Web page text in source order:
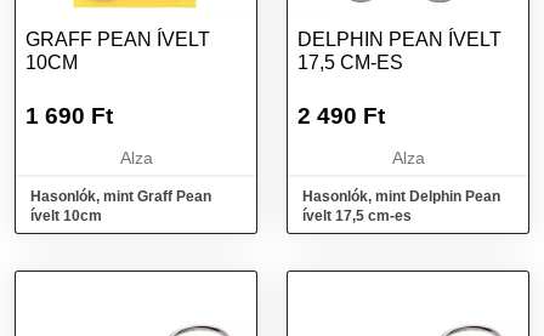
hossza: 171 cm Teljes szélesség: 83 cm Teljes magasság: 160 cm
Futófelület: 44 x 150 cm Súly: 145kg Maximális felhasználói súly:
gyorsan összeszerelhető. ATX Speed Runner ívelt futópad
További információk>>
GRAFF PEAN ÍVELT
10CM
1 690 Ft
Alza
Hasonlók, mint Graff Pean
ívelt 10cm
DELPHIN PEAN ÍVELT
17,5 CM-ES
2 490 Ft
Alza
Hasonlók, mint Delphin Pean
ívelt 17,5 cm-es